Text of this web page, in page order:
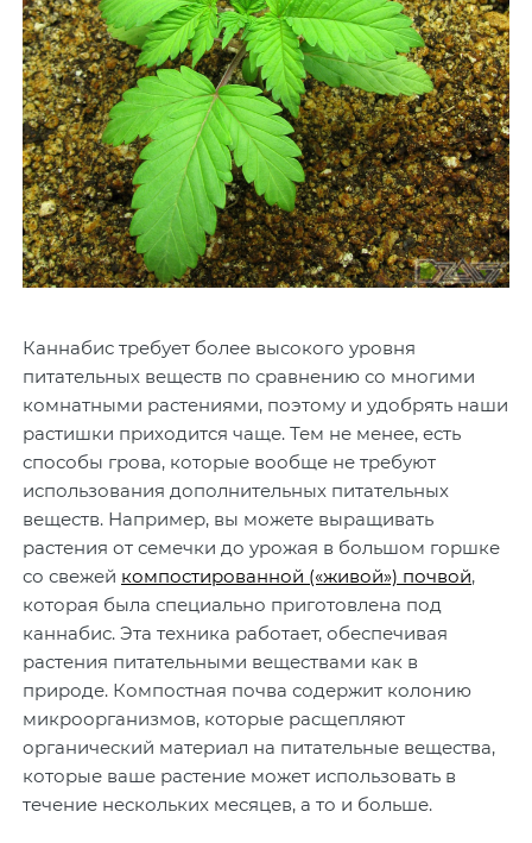
Каннабис требует более высокого уровня
питательных веществ по сравнению со многими
комнатными растениями, поэтому и удобрять наши
растишки приходится чаще. Тем не менее, есть
способы грова, которые вообще не требуют
использования дополнительных питательных
веществ. Например, вы можете выращивать
растения от семечки до урожая в большом горшке
со свежей компостированной («живой») почвой,
которая была специально приготовлена под
каннабис. Эта техника работает, обеспечивая
растения питательными веществами как в
природе. Компостная почва содержит колонию
микроорганизмов, которые расщепляют
органический материал на питательные вещества,
которые ваше растение может использовать в
течение нескольких месяцев, а то и больше.